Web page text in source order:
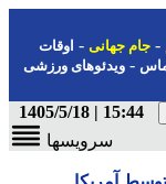
جهانی-اوقات
-ویدئوهای ورزشی
15:44 | 1405/
سرویسها